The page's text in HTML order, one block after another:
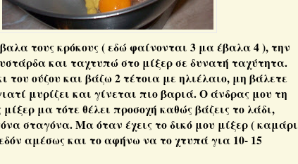
τους κρόκους ( εδώ φαίνονται 3 μα έβαλα 4 ), την
και ταχτυπώ στο μίξερ σε δυνατή ταχύτητα.
του ούζου και βάζω 2 τέτοια με ηλιέλαιο, μη βάλετε
μυρίζει και γίνεται πιο βαριά. Ο άνδρας μου τη
μα τότε θέλει προσοχή καθώς βάζεις το λάδι,
σταγόνα. Μα όταν έχεις το δικό μου μίξερ ( καμάρι
αμέσως και το αφήνω να το χτυπά για 10- 15